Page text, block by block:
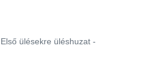
Első ülésekre üléshuzat -